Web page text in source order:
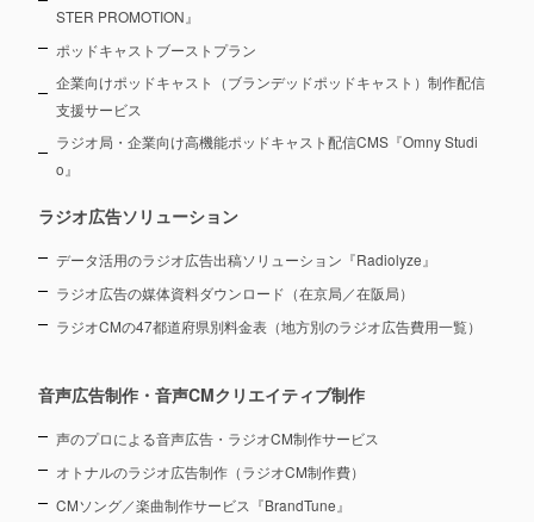
STER PROMOTION』
ポッドキャストブーストプラン
企業向けポッドキャスト（ブランデッドポッドキャスト）制作配信
支援サービス
ラジオ局・企業向け高機能ポッドキャスト配信CMS『Omny Studi
o』
ラジオ広告ソリューション
データ活用のラジオ広告出稿ソリューション『Radiolyze』
ラジオ広告の媒体資料ダウンロード（在京局／在阪局）
ラジオCMの47都道府県別料金表（地方別のラジオ広告費用一覧）
音声広告制作・音声CMクリエイティブ制作
声のプロによる音声広告・ラジオCM制作サービス
オトナルのラジオ広告制作（ラジオCM制作費）
CMソング／楽曲制作サービス『BrandTune』